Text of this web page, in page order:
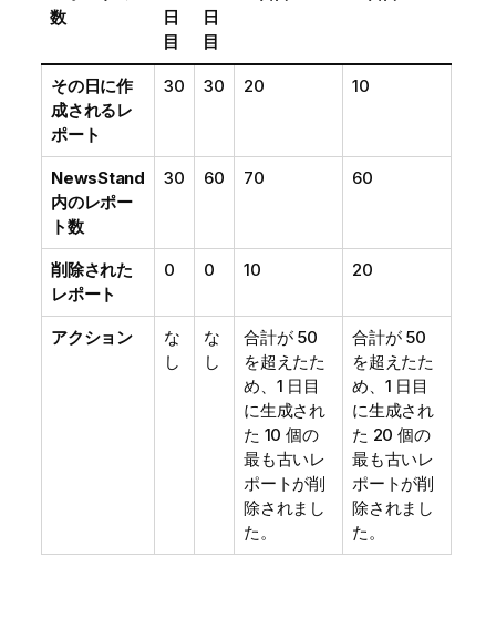
数
日
目
日
目
その日に作
成されるレ
ポート
30 30 20 10
NewsStand
内のレポー
ト数
30 60 70 60
削除された
レポート
0 0 10 20
アクション
な
し
な
し
合計が 50
を超えたた
め、1 日目
に生成され
た 10 個の
最も古いレ
ポートが削
除されまし
た。
合計が 50
を超えたた
め、1 日目
に生成され
た 20 個の
最も古いレ
ポートが削
除されまし
た。